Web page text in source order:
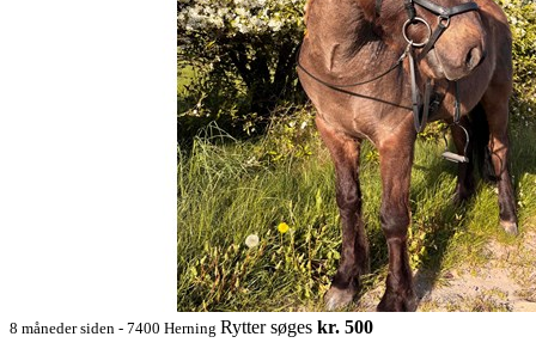
8 måneder siden - 7400 Herning Rytter søges kr. 500